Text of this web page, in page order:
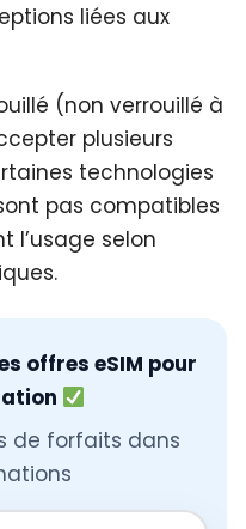
liées aux
(non verrouillé à
plusieurs
technologies
pas compatibles
l’usage selon
offres eSIM pour
de forfaits dans